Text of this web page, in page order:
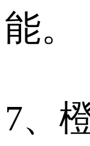
能。
7、